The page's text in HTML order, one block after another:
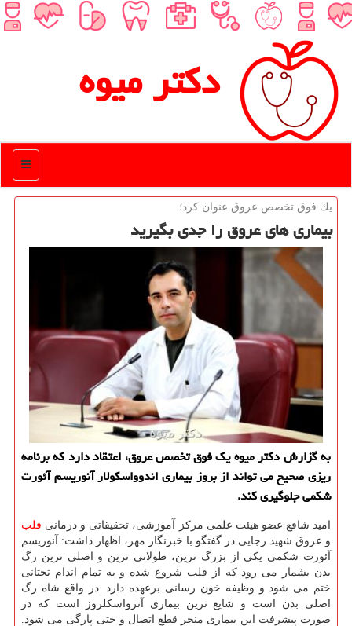
دكتر میوه
منو
یك فوق تخصص عروق عنوان كرد؛
بیماری های عروق را جدی بگیرید
به گزارش دکتر میوه یک فوق تخصص عروق، اعتقاد دارد که برنامه
ریزی صحیح می تواند از بروز بیماری اندوواسکولار آنوریسم آئورت
شکمی جلوگیری کند.
امید شافع عضو هیئت علمی مرکز آموزشی، تحقیقاتی و درمانی قلب
و عروق شهید رجایی در گفتگو با خبرنگار مهر، اظهار داشت: آنوریسم
آئورت شکمی یکی از بزرگ ترین، طولانی ترین و اصلی ترین رگ
بدن بشمار می رود که از قلب شروع شده و به تمام اندام تحتانی
ختم می شود و وظیفه خون رسانی برعهده دارد. در واقع شاه رگ
اصلی بدن است و شایع ترین بیماری آترواسکلروز است که در
صورت پیشرفت این بیماری منجر قطع اتصال و حتی پارگی می شود.